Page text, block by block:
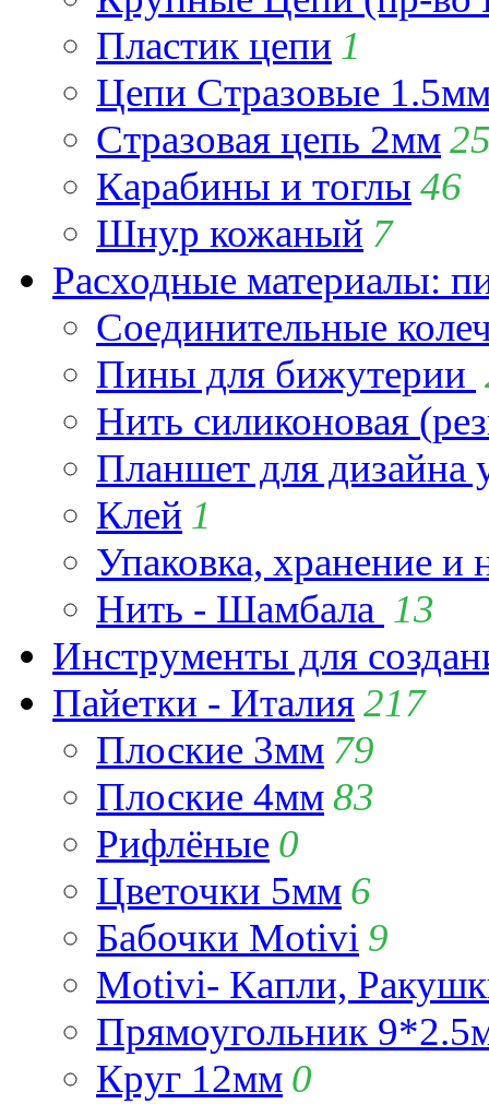
Пластик цепи 1
Цепи Стразовые
Стразовая цепь 2мм
Карабины и тоглы 46
Шнур кожаный 7
Расходные материалы:
Соединительные
Пины для бижутерии
Нить силиконовая
Планшет для
Клей 1
Упаковка, хранение и
Нить - Шамбала 13
Инструменты для
Пайетки - Италия217
Плоские 3мм 79
Плоские 4мм83
Рифлёные 0
Цветочки 5мм 6
Бабочки Motivi 9
Motivi- Капли,
Прямоугольник
Круг 12мм 0